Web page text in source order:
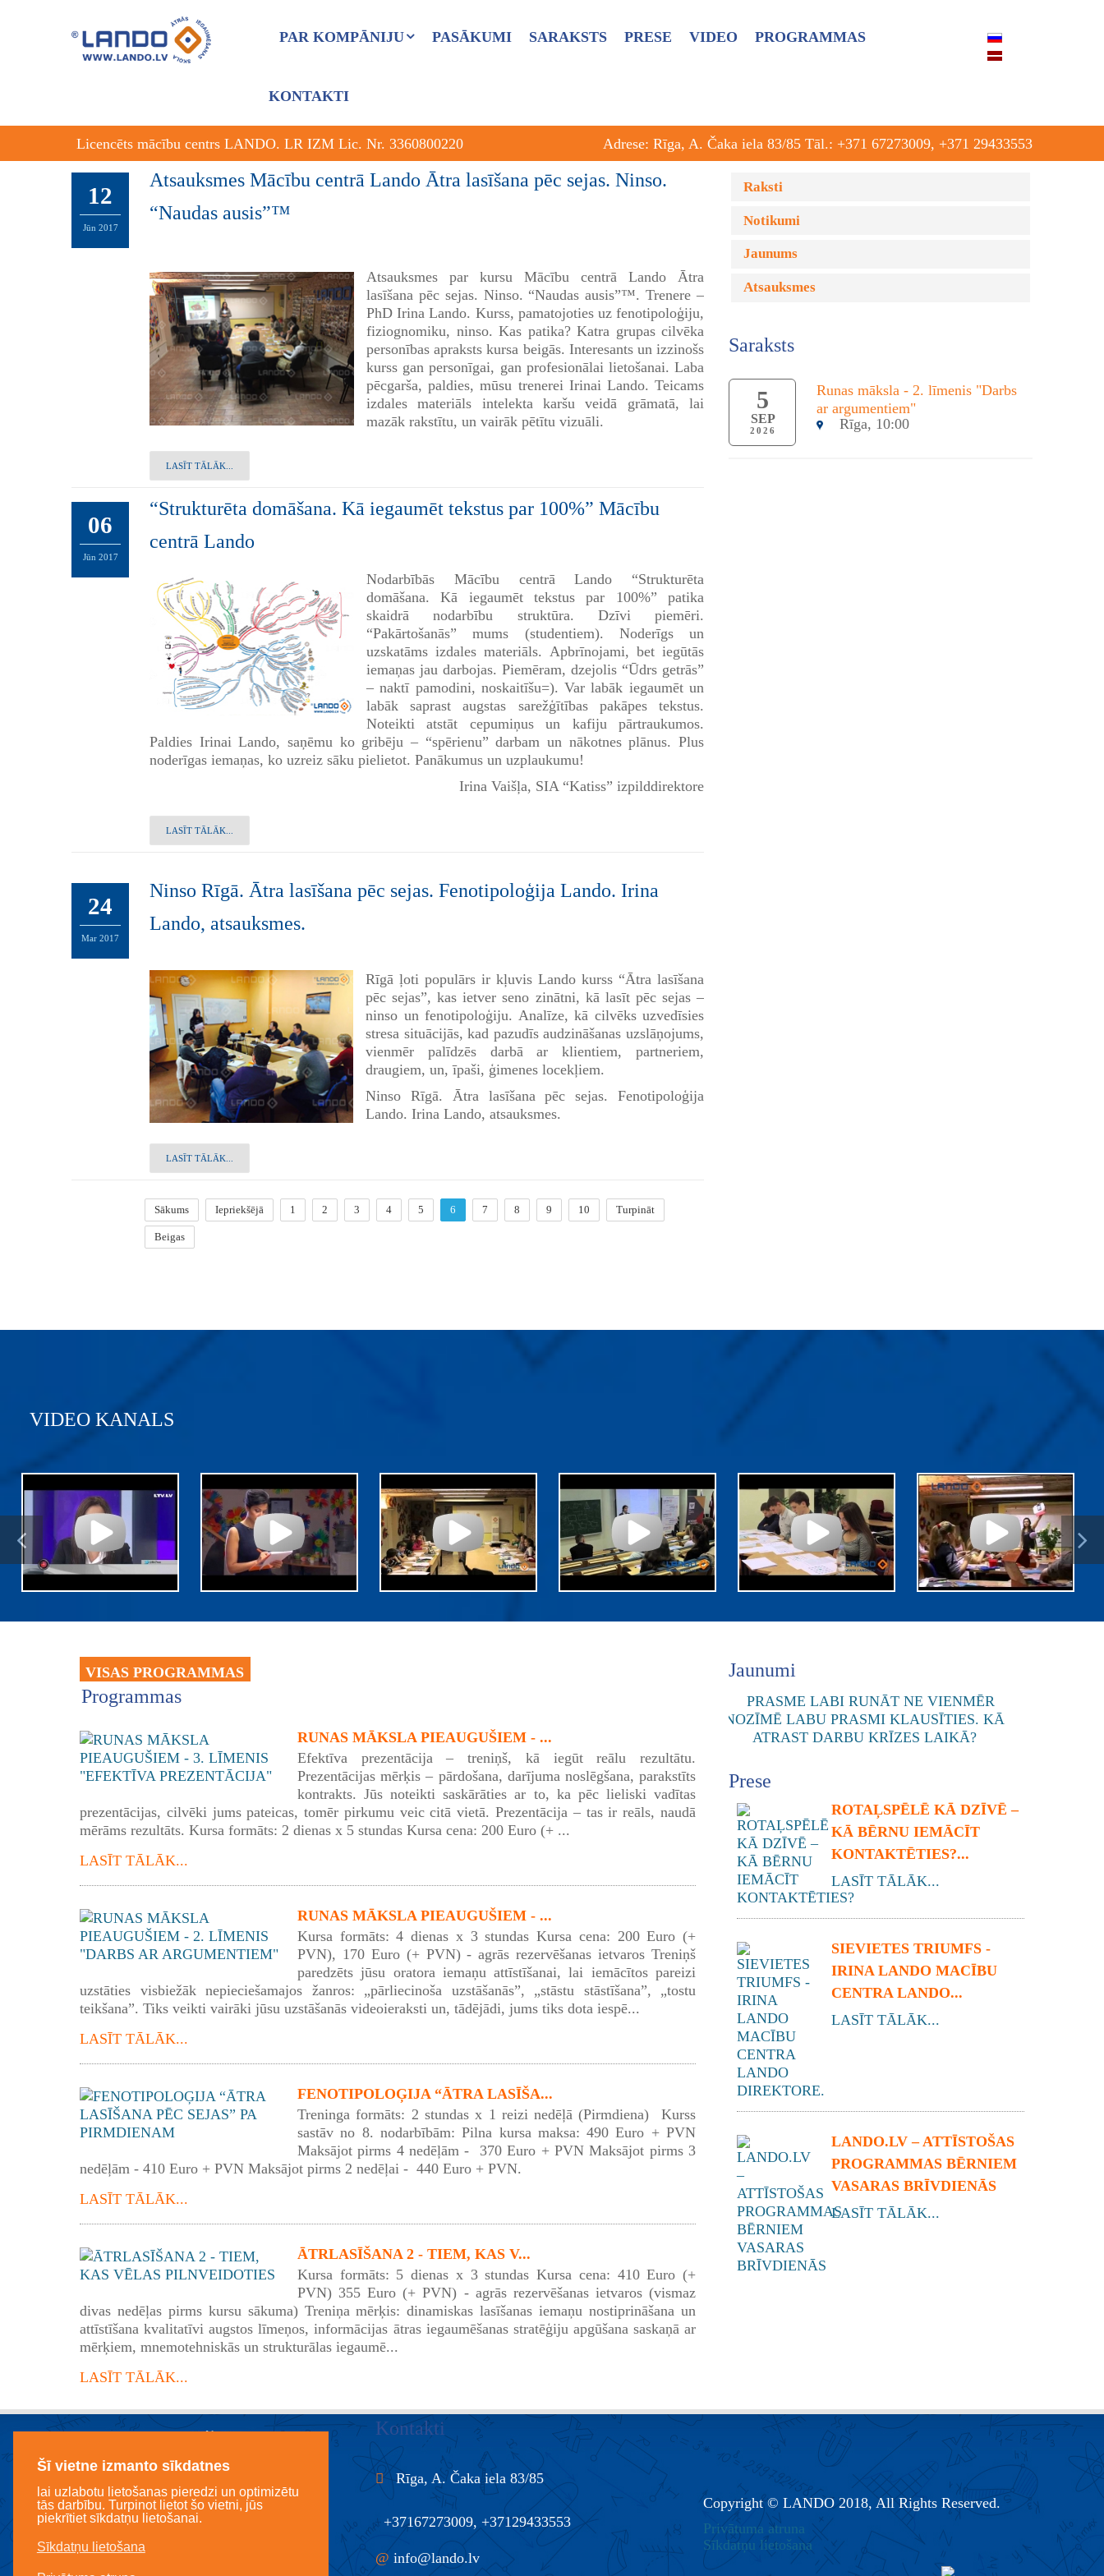
Šī vietne izmanto sīkdatnes
lai uzlabotu lietošanas pieredzi un optimizētu
tās darbību. Turpinot lietot šo vietni, jūs
piekrītiet sīkdatņu lietošanai.
Sīkdatņu lietošana
PAR KOMPĀNIJU PASĀKUMI SARAKSTS PRESE VIDEO PROGRAMMAS
KONTAKTI
Licencēts mācību centrs LANDO. LR IZM Lic. Nr. 3360800220 Adrese: Rīga, A. Čaka iela 83/85 Tāl.: +371 67273009, +371 29433553
12
Jūn 2017
Atsauksmes Mācību centrā Lando Ātra lasīšana pēc sejas. Ninso.
“Naudas ausis”™
Atsauksmes par kursu Mācību centrā Lando Ātra
lasīšana pēc sejas. Ninso. “Naudas ausis”™. Trenere –
PhD Irina Lando. Kurss, pamatojoties uz fenotipoloģiju,
fiziognomiku, ninso. Kas patika? Katra grupas cilvēka
personības apraksts kursa beigās. Interesants un izzinošs
kurss gan personīgai, gan profesionālai lietošanai. Laba
pēcgarša, paldies, mūsu trenerei Irinai Lando. Teicams
izdales materiāls intelekta karšu veidā grāmatā, lai
mazāk rakstītu, un vairāk pētītu vizuāli.
LASĪT TĀLĀK...
06
Jūn 2017
“Strukturēta domāšana. Kā iegaumēt tekstus par 100%” Mācību
centrā Lando
Nodarbībās Mācību centrā Lando “Strukturēta
domāšana. Kā iegaumēt tekstus par 100%” patika
skaidrā nodarbību struktūra. Dzīvi piemēri.
“Pakārtošanās” mums (studentiem). Noderīgs un
uzskatāms izdales materiāls. Apbrīnojami, bet iegūtās
iemaņas jau darbojas. Piemēram, dzejolis “Ūdrs getrās”
– naktī pamodini, noskaitīšu=). Var labāk iegaumēt un
labāk saprast augstas sarežģītības pakāpes tekstus.
Noteikti atstāt cepumiņus un kafiju pārtraukumos.
Paldies Irinai Lando, saņēmu ko gribēju – “spērienu” darbam un nākotnes plānus. Plus
noderīgas iemaņas, ko uzreiz sāku pielietot. Panākumus un uzplaukumu!
Irina Vaišļa, SIA “Katiss” izpilddirektore
LASĪT TĀLĀK...
24
Mar 2017
Ninso Rīgā. Ātra lasīšana pēc sejas. Fenotipoloģija Lando. Irina
Lando, atsauksmes.
Rīgā ļoti populārs ir kļuvis Lando kurss “Ātra lasīšana
pēc sejas”, kas ietver seno zinātni, kā lasīt pēc sejas –
ninso un fenotipoloģiju. Analīze, kā cilvēks uzvedīsies
stresa situācijās, kad pazudīs audzināšanas uzslāņojums,
vienmēr palīdzēs darbā ar klientiem, partneriem,
draugiem, un, īpaši, ģimenes locekļiem.
Ninso Rīgā. Ātra lasīšana pēc sejas. Fenotipoloģija
Lando. Irina Lando, atsauksmes.
LASĪT TĀLĀK...
Sākums Iepriekšējā 1 2 3 4 5 6 7 8 9 10 Turpināt
Beigas
Raksti
Notikumi
Jaunums
Atsauksmes
Saraksts
5
SEP
2026
Runas māksla - 2. līmenis "Darbs
ar argumentiem"
Rīga, 10:00
VIDEO KANALS
VISAS PROGRAMMAS
Programmas
RUNAS MĀKSLA PIEAUGUŠIEM - ...
Efektīva prezentācija – treniņš, kā iegūt reālu rezultātu.
Prezentācijas mērķis – pārdošana, darījuma noslēgšana, parakstīts
kontrakts. Jūs noteikti saskārāties ar to, ka pēc lieliski vadītas
prezentācijas, cilvēki jums pateicas, tomēr pirkumu veic citā vietā. Prezentācija – tas ir reāls, naudā
mērāms rezultāts. Kursa formāts: 2 dienas x 5 stundas Kursa cena: 200 Euro (+ ...
LASĪT TĀLĀK...
RUNAS MĀKSLA PIEAUGUŠIEM - ...
Kursa formāts: 4 dienas x 3 stundas Kursa cena: 200 Euro (+
PVN), 170 Euro (+ PVN) - agrās rezervēšanas ietvaros Treniņš
paredzēts jūsu oratora iemaņu attīstīšanai, lai iemācītos pareizi
uzstāties visbiežāk nepieciešamajos žanros: „pārliecinoša uzstāšanās”, „stāstu stāstīšana”, „tostu
teikšana”. Tiks veikti vairāki jūsu uzstāšanās videoieraksti un, tādējādi, jums tiks dota iespē...
LASĪT TĀLĀK...
FENOTIPOLOĢIJA “ĀTRA LASĪŠA...
Treninga formāts: 2 stundas x 1 reizi nedēļā (Pirmdiena) Kurss
sastāv no 8. nodarbībām: Pilna kursa maksa: 490 Euro + PVN
Maksājot pirms 4 nedēļām - 370 Euro + PVN Maksājot pirms 3
nedēļām - 410 Euro + PVN Maksājot pirms 2 nedēļai - 440 Euro + PVN.
LASĪT TĀLĀK...
ĀTRLASĪŠANA 2 - TIEM, KAS V...
Kursa formāts: 5 dienas x 3 stundas Kursa cena: 410 Euro (+
PVN) 355 Euro (+ PVN) - agrās rezervēšanas ietvaros (vismaz
divas nedēļas pirms kursu sākuma) Treniņa mērķis: dinamiskas lasīšanas iemaņu nostiprināšana un
attīstīšana kvalitatīvi augstos līmeņos, informācijas ātras iegaumēšanas stratēģiju apgūšana saskaņā ar
mērķiem, mnemotehniskās un strukturālas iegaumē...
LASĪT TĀLĀK...
Jaunumi
Prese
ROTAĻSPĒLĒ KĀ DZĪVĒ –
KĀ BĒRNU IEMĀCĪT
KONTAKTĒTIES?...
LASĪT TĀLĀK...
SIEVIETES TRIUMFS -
IRINA LANDO MACĪBU
CENTRA LANDO...
LASĪT TĀLĀK...
LANDO.LV – ATTĪSTOŠAS
PROGRAMMAS BĒRNIEM
VASARAS BRĪVDIENĀS
LASĪT TĀLĀK...
Kontakti
Rīga, A. Čaka iela 83/85
+37167273009, +37129433553
@ info@lando.lv
Copyright © LANDO 2018, All Rights Reserved.
Privātuma atruna
Sīkdatņu lietošana